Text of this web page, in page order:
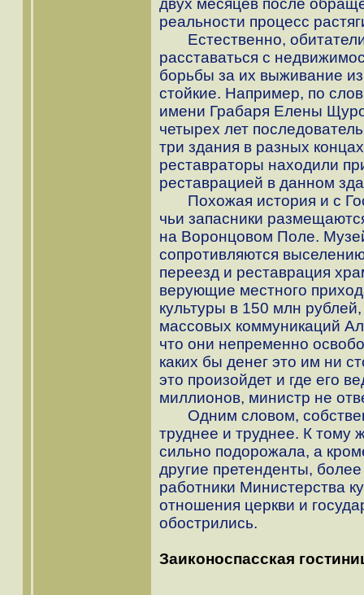
реальности процесс
Естественно,
расставаться с
борьбы за их выживание
стойкие. Например, по
имени Грабаря Елены
четырех лет
три здания в разных
реставраторы находили
реставрацией в данном
Похожая история и с
чьи запасники
на Воронцовом Поле.
сопротивляются
переезд и реставрация
верующие местного
культуры в 150 млн
массовых коммуникаций
что они непременно
каких бы денег это им ни
это произойдет и где его
миллионов, министр не
Одним словом,
труднее и труднее. К тому
сильно подорожала, а
другие претенденты,
работники Министерства
отношения церкви и
обострились.
Заиконоспасская